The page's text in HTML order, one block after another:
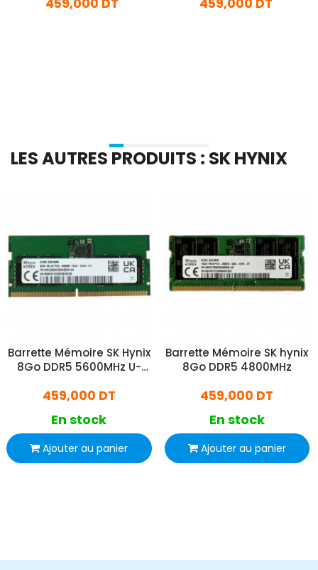
459,000 DT 459,000 DT
LES AUTRES PRODUITS : SK HYNIX
Barrette Mémoire SK Hynix
8Go DDR5 5600MHz U-
459,000 DT
En stock
Ajouter au panier
Barrette Mémoire SK hynix
8Go DDR5 4800MHz
459,000 DT
En stock
Ajouter au panier